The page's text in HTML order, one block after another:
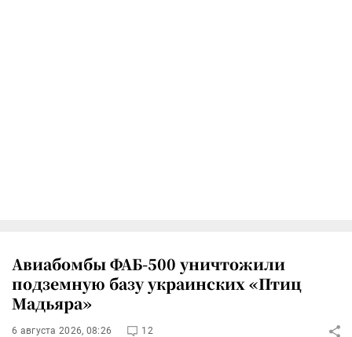
Авиабомбы ФАБ-500 уничтожили
подземную базу украинских «Птиц
Мадьяра»
6 августа 2026, 08:26 12